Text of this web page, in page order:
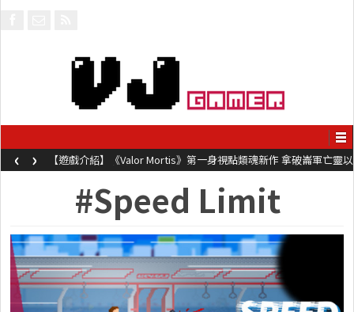
【遊戲介紹】《Valor Mortis》第一身視點類魂新作 拿破崙軍亡靈以
槍械劍與魔法殺敵
‹ ›
#Speed Limit